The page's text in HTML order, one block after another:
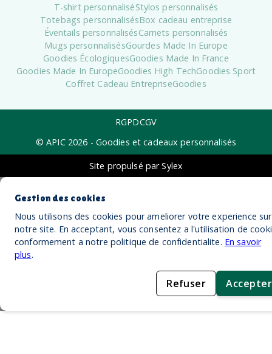
T-shirt personnaliséStylos personnalisés
Totebags personnalisésBox cadeau entreprise
Éventails personnalisésCarnets personnalisés
Mugs personnalisésGourdes Made In Europe
Goodies ÉcologiquesGoodies Made In France
Goodies Made In EuropeGoodies High TechGoodies Sport
Coffret Cadeau EntrepriseGoodies
RGPDCGV
© APIC 2026 - Goodies et cadeaux personnalisés
Site propulsé par Sylex
Gestion des cookies
Nous utilisons des cookies pour ameliorer votre experience sur
notre site. En acceptant, vous consentez a l'utilisation de
conformement a notre politique de confidentialite. En savoir
plus.
Refuser Accepter